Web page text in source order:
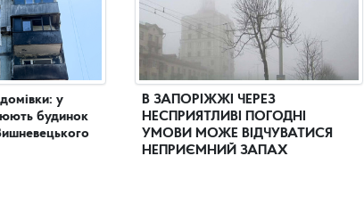
у
будинок
В ЗАПОРІЖЖІ ЧЕРЕЗ
НЕСПРИЯТЛИВІ ПОГОДНІ
УМОВИ МОЖЕ ВІДЧУВАТИСЯ
НЕПРИЄМНИЙ ЗАПАХ